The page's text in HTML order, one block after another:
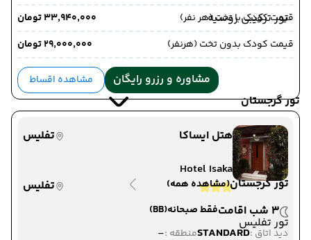
تور ترکیبی روسیه
تور گرجستان
تور گرجستان(مشاهده همه)
تور تفلیس
قیمت کودک با تخت (هر نفر)
۳۳٬۹۴۰٬۰۰۰ تومان
قیمت کودک بدون تخت (هرنفر)
۲۹٬۰۰۰٬۰۰۰ تومان
مشاوره و رزرو رایگان مشاهده اقساط
هتل ایساکا
تفلیس
Hotel Isaka
تفلیس
3 شب اقامت
فقط صبحانه(BB)
دید اتاق :STANDARDمنطقه :-